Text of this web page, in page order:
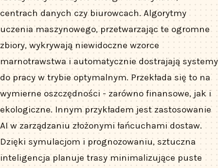
centrach danych czy biurowcach. Algorytmy
uczenia maszynowego, przetwarzając te ogromne
zbiory, wykrywają niewidoczne wzorce
marnotrawstwa i automatycznie dostrajają systemy
do pracy w trybie optymalnym. Przekłada się to na
wymierne oszczędności - zarówno finansowe, jak i
ekologiczne. Innym przykładem jest zastosowanie
AI w zarządzaniu złożonymi łańcuchami dostaw.
Dzięki symulacjom i prognozowaniu, sztuczna
inteligencja planuje trasy minimalizujące puste